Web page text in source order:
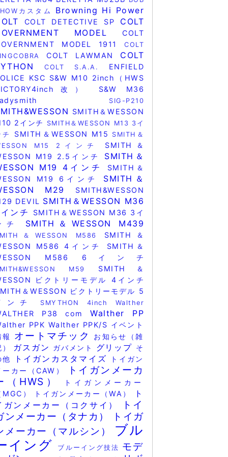
カスタム Browning Hi Power
COLT DETECTIVE SP COLT
MODEL COLT
MODEL 1911 COLT
COLT LAWMAN COLT
COLT S.A.A. ENFIELD
KSC S&W M10 2inch（HWS
改） S&W M36
SIG-P210
SMITH＆WESSON
2インチ
SMITH＆WESSON M13 3イ
チ SMITH＆WESSON M15
SMITH＆
M15 2インチ SMITH＆
M19 2.5インチ SMITH＆
M19 4インチ
SMITH＆
M19 6インチ SMITH＆
M29
SMITH&WESSON
DEVIL SMITH＆WESSON M36
ンチ
SMITH＆WESSON M36 3イ
チ SMITH＆WESSON M439
＆WESSON M586 SMITH＆
M586 4インチ SMITH＆
M586 6インチ
M59 SMITH＆
ビクトリーモデル 4インチ
＆WESSON ビクトリーモデル 5
ンチ
SMYTHON 4inch Walther
P38 com Walther PP
PPK Walther PPK/S イベント
報 オートマチック
お知らせ（雑
）
ガスガン ガバメント グリップ そ
他
トイガンカスタマイズ
トイガン
ーカー（CAW）
トイガンメーカ
（HWS）
トイガンメーカー
MGC）
トイガンメーカー（WA）
ト
ガンメーカー（コクサイ）
トイ
ンメーカー（タナカ）
トイガ
メーカー（マルシン） ブル
イング
ブルーイング技法 モデ